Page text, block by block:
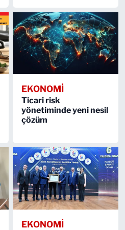
EKONOMİ
Ticari risk
yönetiminde yeni nesil
çözüm
EKONOMİ